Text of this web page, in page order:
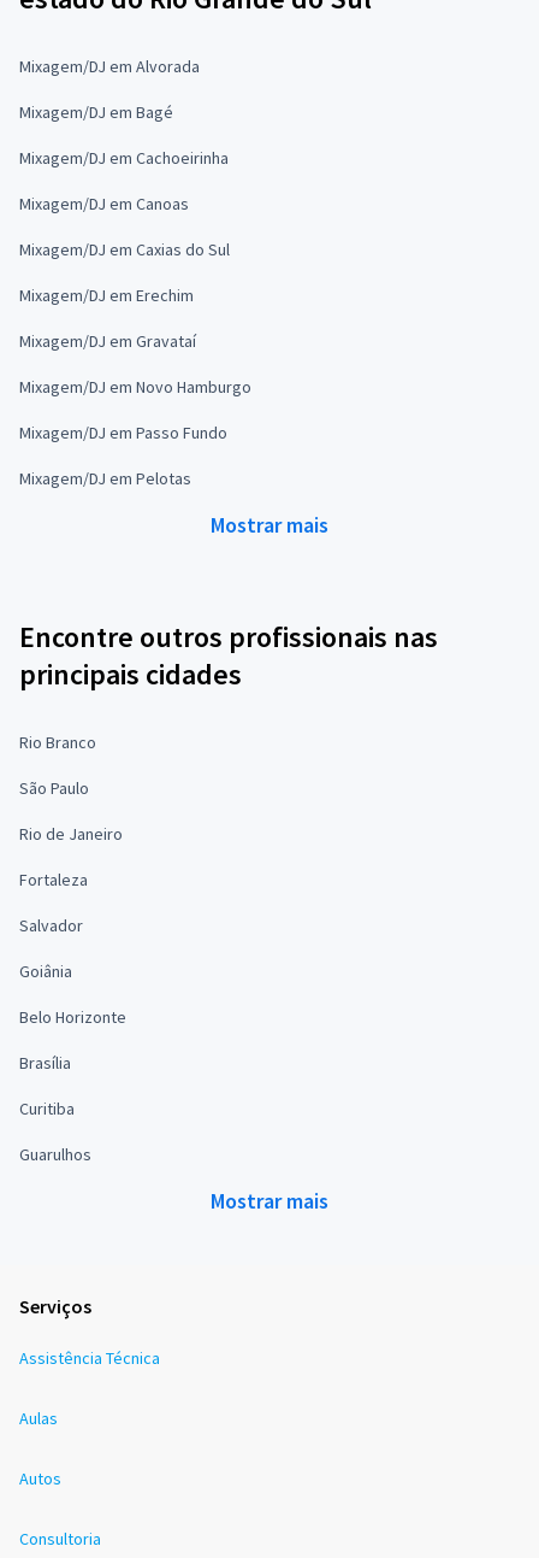
Mixagem/DJ em Alvorada
Mixagem/DJ em Bagé
Mixagem/DJ em Cachoeirinha
Mixagem/DJ em Canoas
Mixagem/DJ em Caxias do Sul
Mixagem/DJ em Erechim
Mixagem/DJ em Gravataí
Mixagem/DJ em Novo Hamburgo
Mixagem/DJ em Passo Fundo
Mixagem/DJ em Pelotas
Mostrar mais
Encontre outros profissionais nas
principais cidades
Rio Branco
São Paulo
Rio de Janeiro
Fortaleza
Salvador
Goiânia
Belo Horizonte
Brasília
Curitiba
Guarulhos
Mostrar mais
Serviços
Assistência Técnica
Aulas
Autos
Consultoria